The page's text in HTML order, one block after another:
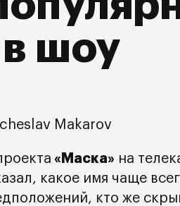
шоу
Makarov
«Маска» на
какое имя чаще
кто же